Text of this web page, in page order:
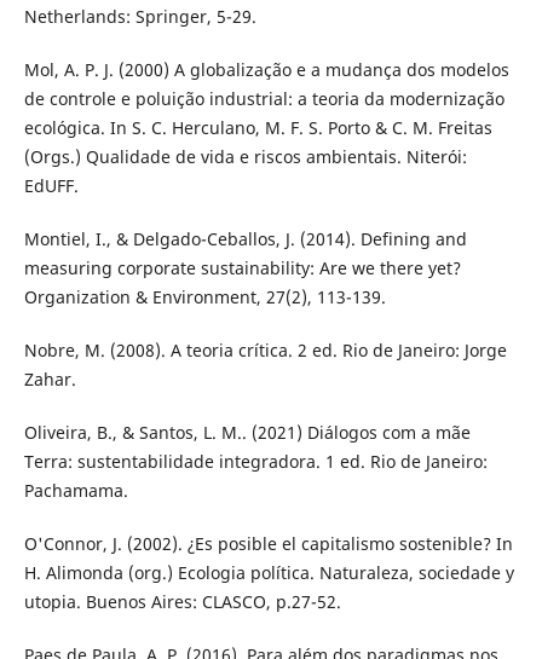
Netherlands: Springer, 5-29.
Mol, A. P. J. (2000) A globalização e a mudança dos modelos
de controle e poluição industrial: a teoria da modernização
ecológica. In S. C. Herculano, M. F. S. Porto & C. M. Freitas
(Orgs.) Qualidade de vida e riscos ambientais. Niterói:
EdUFF.
Montiel, I., & Delgado-Ceballos, J. (2014). Defining and
measuring corporate sustainability: Are we there yet?
Organization & Environment, 27(2), 113-139.
Nobre, M. (2008). A teoria crítica. 2 ed. Rio de Janeiro: Jorge
Zahar.
Oliveira, B., & Santos, L. M.. (2021) Diálogos com a mãe
Terra: sustentabilidade integradora. 1 ed. Rio de Janeiro:
Pachamama.
O'Connor, J. (2002). ¿Es posible el capitalismo sostenible? In
H. Alimonda (org.) Ecologia política. Naturaleza, sociedade y
utopia. Buenos Aires: CLASCO, p.27-52.